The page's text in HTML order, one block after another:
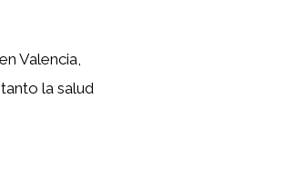
Valencia,
la salud